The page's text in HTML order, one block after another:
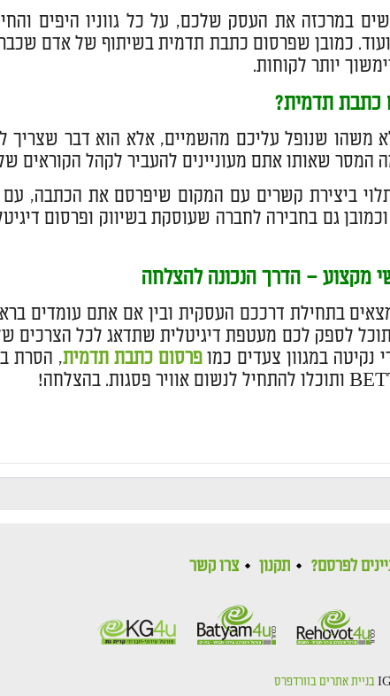
במרכזה את העסק שלכם, על כל גווניו היפים
כמובן שפרסום כתבת תדמית בשיתוף של אדם
יותר לקוחות.
כתבת תדמית?
משהו שנופל עליכם מהשמיים, אלא הוא דבר שצריך
המסר שאותו אתם מעוניינים להעביר לקהל
ביצירת קשרים עם המקום שיפרסם את הכתבה,
וכמובן גם בחבירה לחברה שעוסקת בשיווק ופרסום
מקצוע – הדרך הנכונה להצלחה
בתחילת דרככם העסקית ובין אם אתם עומדים
נקיטה במגוון צעדים כמופרסום כתבת תדמית, הסרת
לפרסם? תקנון צרו קשר
בניית אתרים בוורדפרס